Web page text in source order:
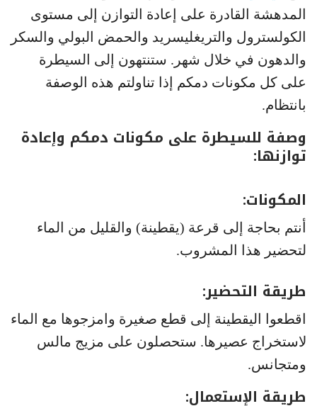
المدهشة القادرة على إعادة التوازن إلى مستوى
الكولسترول والتريغليسريد والحمض البولي والسكر
والدهون في خلال شهر. ستنتهون إلى السيطرة
على كل مكونات دمكم إذا تناولتم هذه الوصفة
بانتظام.
وصفة للسيطرة على مكونات دمكم وإعادة
توازنها:
المكونات:
أنتم بحاجة إلى قرعة (يقطينة) والقليل من الماء
لتحضير هذا المشروب.
طريقة التحضير:
اقطعوا اليقطينة إلى قطع صغيرة وامزجوها مع الماء
لاستخراج عصيرها. ستحصلون على مزيج مالس
ومتجانس.
طريقة الإستعمال: